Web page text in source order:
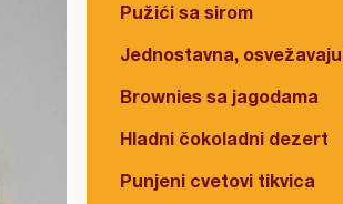
Pužići sa sirom
Jednostavna,
Brownies sa jagodama
Hladni čokoladni dezert
Punjeni cvetovi tikvica